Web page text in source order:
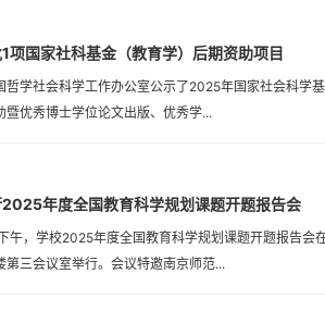
项国家社科基金（教育学）后期资助项目
哲学社会科学工作办公室公示了2025年国家社会科学基
暨优秀博士学位论文出版、优秀学...
年度全国教育科学规划课题开题报告会
午，学校2025年度全国教育科学规划课题开题报告会
第三会议室举行。会议特邀南京师范...